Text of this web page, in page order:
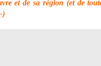
et de sa région (et de
)